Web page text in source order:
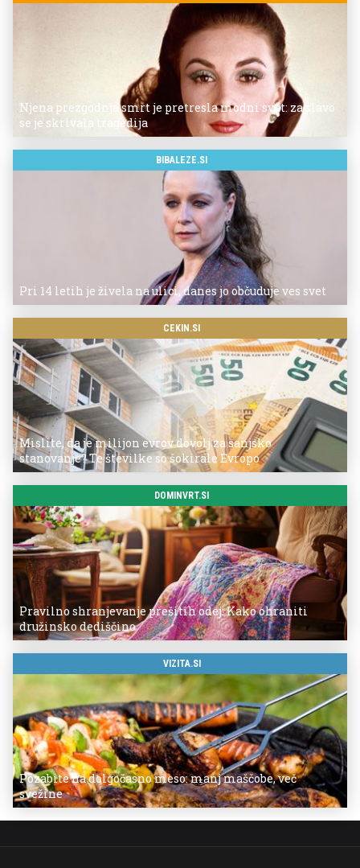
Njena prezgodnja smrt je pretresla modni svet: za slavo
se je skrivala tragedija
BIBALEZE.SI
Pri 14 letih je živela na ulici, danes jo občuduje ves svet
CEKIN.SI
Mislite, da je milijon evrov dovolj za sanjsko
stanovanje? Te številke so šokirale Evropo
DOMINVRT.SI
Pravilno shranjevanje prešitih odej: Kako ohraniti
družinsko dediščino
VIZITA.SI
Pozabite na dolgočasno meso: manj maščobe, več
svežine